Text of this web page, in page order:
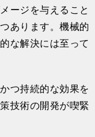
ージを与えること
あります。機械的
な解決には至って
つ持続的な効果を
技術の開発が喫緊